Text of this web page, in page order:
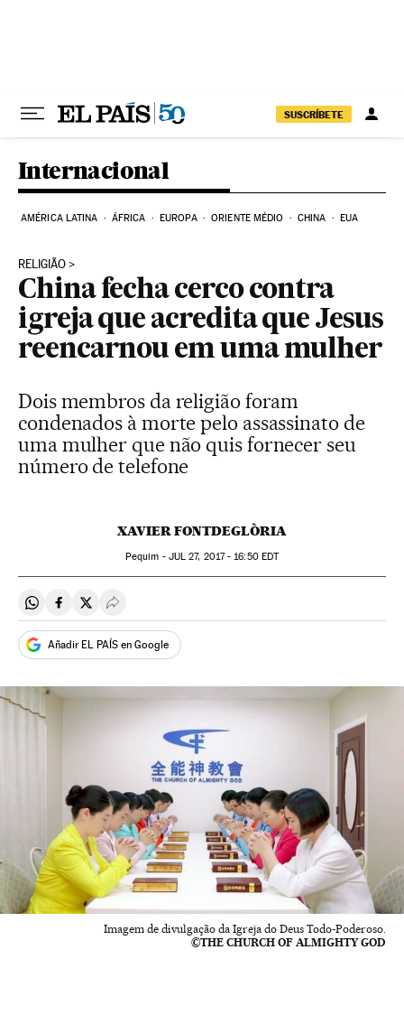
SUSCRÍBETE
Internacional
AMÉRICA LATINA ÁFRICA EUROPA ORIENTE MÉDIO CHINA EUA
RELIGIÃO
China fecha cerco contra
igreja que acredita que Jesus
reencarnou em uma mulher
Dois membros da religião foram
condenados à morte pelo assassinato de
uma mulher que não quis fornecer seu
número de telefone
XAVIER FONTDEGLÒRIA
Pequim - JUL 27, 2017 - 16:50EDT
Compartir en Whatsapp
Compartir en Facebook
Compartir en Twitter
Desplegar Redes Sociales
Añadir EL PAÍS en Google
Imagem de divulgação da Igreja do Deus Todo-Poderoso.
©THE CHURCH OF ALMIGHTY GOD